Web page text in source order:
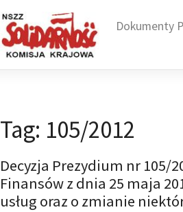
Dokumenty
Tag: 105/2012
Decyzja Prezydium nr 105/
Finansów z dnia 25 maja
usług oraz o zmianie